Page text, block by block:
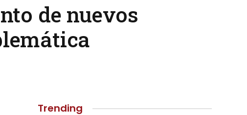
de nuevos
Trending